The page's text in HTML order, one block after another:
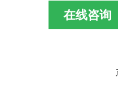
在线咨询